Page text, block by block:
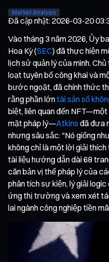
Market Analysis
Đã cập nhật:2026-03-20
Vào tháng 3 năm 2026, Ủy
Hoa Kỳ (SEC) đã thực hiện
lịch sử quản lý của mình.
loạt tuyên bố công khai và
bước ngoặt, đã chính thức
rằng phần lớntài sản số
biệt, liên quan đến
mặt pháp lý—Atkins đã đưa
nhưng sâu sắc: "Nó giống
không chỉ là một lời giải
tài liệu hướng dẫn dài 68
căn bản vị thế pháp lý của
phân tích sự kiện, lý giải
ứng thị trường và xem xét
lai ngành công nghiệp tiền